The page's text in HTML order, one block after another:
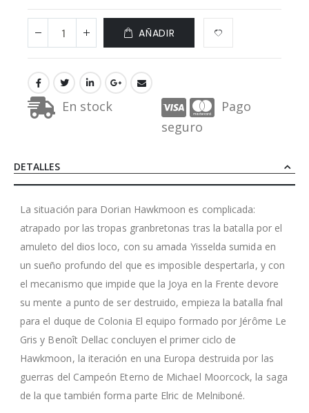
AÑADIR
En stock
Pago
seguro
DETALLES
La situación para Dorian Hawkmoon es complicada:
atrapado por las tropas granbretonas tras la batalla por el
amuleto del dios loco, con su amada Yisselda sumida en
un sueño profundo del que es imposible despertarla, y con
el mecanismo que impide que la Joya en la Frente devore
su mente a punto de ser destruido, empieza la batalla fnal
para el duque de Colonia El equipo formado por Jérôme Le
Gris y Benoît Dellac concluyen el primer ciclo de
Hawkmoon, la iteración en una Europa destruida por las
guerras del Campeón Eterno de Michael Moorcock, la saga
de la que también forma parte Elric de Melniboné.